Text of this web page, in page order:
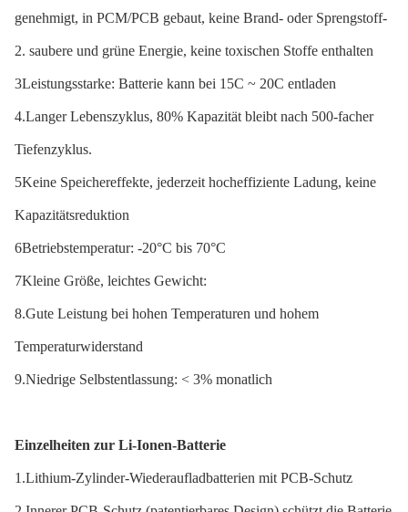
genehmigt, in PCM/PCB gebaut, keine Brand- oder Sprengstoff-
2. saubere und grüne Energie, keine toxischen Stoffe enthalten
3Leistungsstarke: Batterie kann bei 15C ~ 20C entladen
4.Langer Lebenszyklus, 80% Kapazität bleibt nach 500-facher
Tiefenzyklus.
5Keine Speichereffekte, jederzeit hocheffiziente Ladung, keine
Kapazitätsreduktion
6Betriebstemperatur: -20°C bis 70°C
7Kleine Größe, leichtes Gewicht:
8.Gute Leistung bei hohen Temperaturen und hohem
Temperaturwiderstand
9.Niedrige Selbstentlassung: < 3% monatlich
Einzelheiten zur Li-Ionen-Batterie
1.Lithium-Zylinder-Wiederaufladbatterien mit PCB-Schutz